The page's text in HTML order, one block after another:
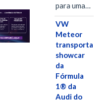
para uma…
VW
Meteor
transporta
showcar
da
Fórmula
1® da
Audi do